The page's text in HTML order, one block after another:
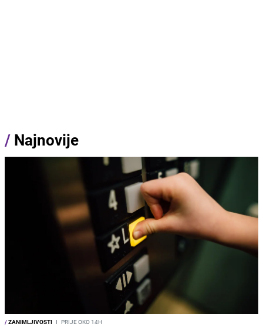
/ Najnovije
/ZANIMLJIVOSTI I PRIJE OKO 14H